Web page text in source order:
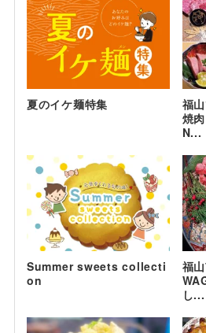
夏のイケ麺特集
福
焼
N...
Summer sweets collecti
on
福
し...